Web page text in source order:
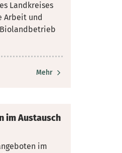
Landkreises
Arbeit und
Mehr
im Austausch
im